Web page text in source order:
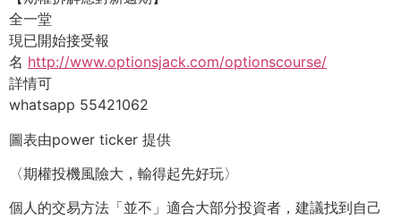
全一堂
現已開始接受報
名 http://www.optionsjack.com/optionscourse/
詳情可
whatsapp 55421062
圖表由power ticker 提供
〈期權投機風險大，輸得起先好玩〉
個人的交易方法「並不」適合大部分投資者，建議找到自己